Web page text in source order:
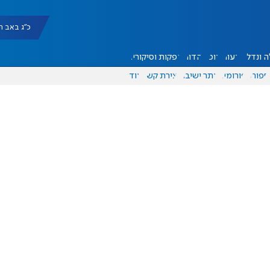
כ"ג באב תשפ"ו
ונדל"ן דעות אוכל יהדות הפקות וסיקורים
ספורט פורומים אתר ישיבה יצירת קשר עוד